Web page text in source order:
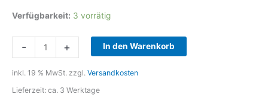
Verfügbarkeit: 3 vorrätig
-
917
9mm
Titan
+ In den Warenkorb
inkl. 19 % MwSt. zzgl. Versandkosten
Lieferzeit: ca. 3 Werktage